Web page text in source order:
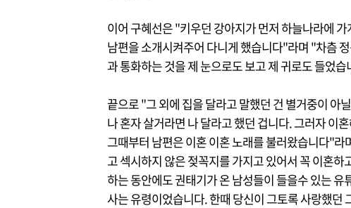
이어 구혜선은 "키우던 강아지가 먼저 하늘나라에
남편을 소개시켜주어 다니게 했습니다"라며 "차츰
과 통화하는 것을 제 눈으로도 보고 제 귀로도 들었
끝으로 "그 외에 집을 달라고 말했던 건 별거중이 아
나 혼자 살거라면 나 달라고 했던 겁니다. 그러자 이
그때부터 남편은 이혼 이혼 노래를 불러왔습니다"
고 섹시하지 않은 젖꼭지를 가지고 있어서 꼭 이혼
하는 동안에도 권태기가 온 남성들이 들을수 있는
사는 유령이었습니다. 한때 당신이 그토록 사랑했